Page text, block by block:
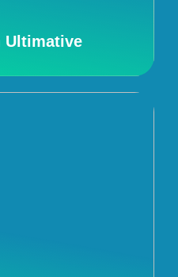
Ultimative